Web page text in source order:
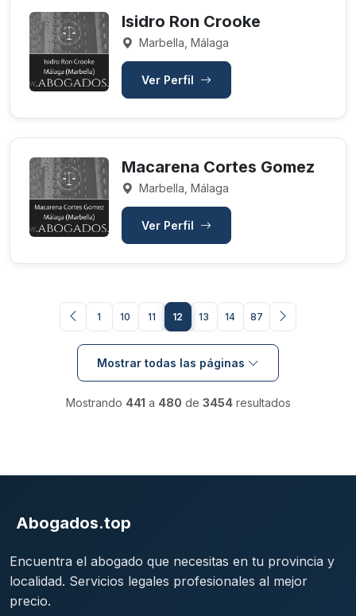
Isidro Ron Crooke
Marbella, Málaga
Ver Perfil
Macarena Cortes Gomez
Marbella, Málaga
Ver Perfil
1 10 11 12 13 14 87
Mostrar todas las páginas
Mostrando 441 a 480 de 3454resultados
Abogados.top
Encuentra el abogado que necesitas en tu provincia y
localidad. Servicios legales profesionales al mejor
precio.